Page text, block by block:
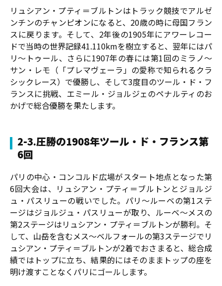
リュシアン・プティ＝ブルトンはトラック競技でアルゼ
ンチンのチャンピオンになると、20歳の時に母国フラン
スに戻ります。そして、2年後の1905年にアワーレコー
ドで当時の世界記録41.110kmを樹立すると、翌年にはパ
リ〜トゥール、さらに1907年の春には第1回のミラノ〜
サン・レモ（「プレマヴェーラ」の愛称で知られるクラ
シックレース）で優勝し、そして3度目のツール・ド・フ
ランスに挑戦、エミール・ジョルジェのペナルティのお
かげで総合優勝を果たします。
2-3.圧勝の1908年ツール・ド・フランス第
6回
パリの中心・コンコルド広場がスタート地点となった第
6回大会は、リュシアン・プティ＝ブルトンとジョルジ
ュ・パスリューの戦いでした。パリ〜ルーベの第1ステ
ージはジョルジュ・パスリューが取り、ルーベ〜メスの
第2ステージはリュシアン・プティ＝ブルトンが勝利。そ
して、山岳を含むメス〜ベルフォールの第3ステージでリ
ュシアン・プティ＝ブルトンが2着でおさまると、総合成
績ではトップに立ち、結果的にはそのままトップの座を
明け渡すことなくパリにゴールします。